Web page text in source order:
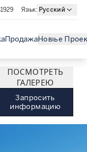
Язык: Русский
ПродажаНовые
ПОСМОТРЕТЬ
ГАЛЕРЕЮ
Запросить
информацию